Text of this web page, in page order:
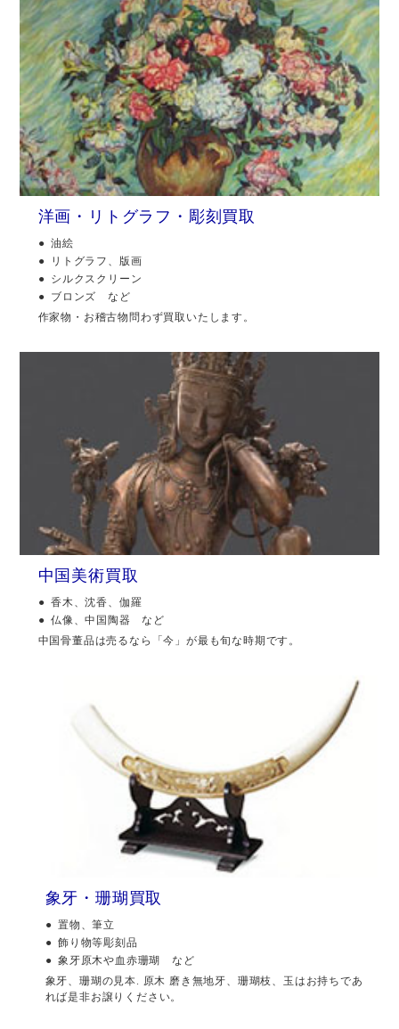
洋画・リトグラフ・彫刻買取
油絵
リトグラフ、版画
シルクスクリーン
ブロンズ など
作家物・お稽古物問わず買取いたします。
中国美術買取
香木、沈香、伽羅
仏像、中国陶器 など
中国骨董品は売るなら「今」が最も旬な時期です。
象牙・珊瑚買取
置物、筆立
飾り物等彫刻品
象牙原木や血赤珊瑚 など
象牙、珊瑚の見本. 原木 磨き無地牙、珊瑚枝、玉はお持ちであ
れば是非お譲りください。